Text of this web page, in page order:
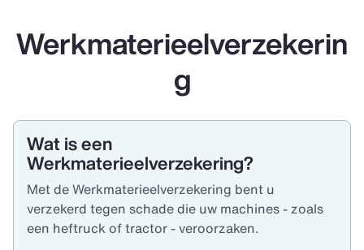
Werkmaterieelverzekerin
g
Wat is een
Werkmaterieelverzekering?
Met de Werkmaterieelverzekering bent u
verzekerd tegen schade die uw machines - zoals
een heftruck of tractor - veroorzaken.